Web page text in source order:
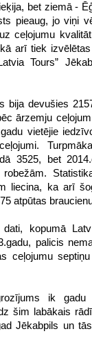
bet ziemā -
pieaug, jo viņi
ceļojumu
arī tiek
Tours”
bija devušies
ārzemju
vietējie
3525, bet
liecina, ka arī
atpūtas
kopumā
palicis
ceļojumu
ik
šim labākais
Jēkabpils un